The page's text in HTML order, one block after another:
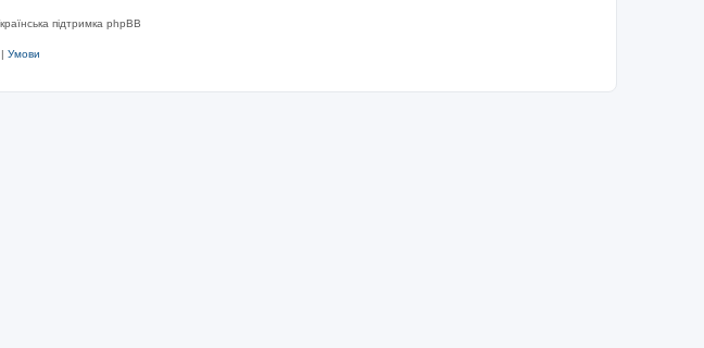
підтримка phpBB
| Умови